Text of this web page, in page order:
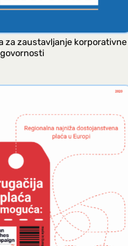
za zaustavljanje korporativne